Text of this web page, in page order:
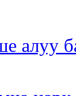
алуу